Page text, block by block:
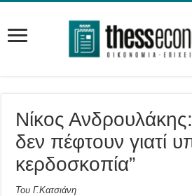
Νίκος Ανδρουλάκης:
δεν πέφτουν γιατί
κερδοσκοπία”
Του Γ.Κατσιάνη